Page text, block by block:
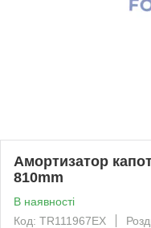
Амортизатор
810mm
В наявності
Код: TR111967EX